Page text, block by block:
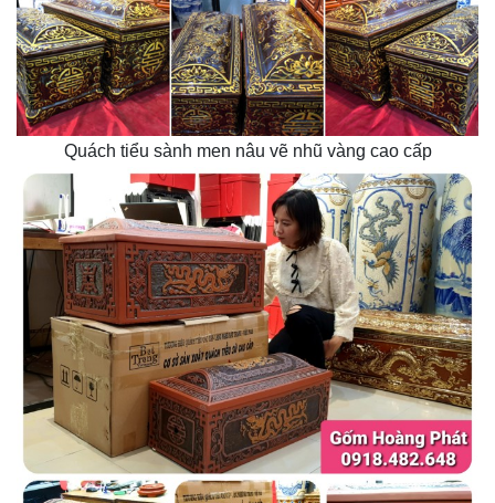
Quách tiểu sành men nâu vẽ nhũ vàng cao cấp